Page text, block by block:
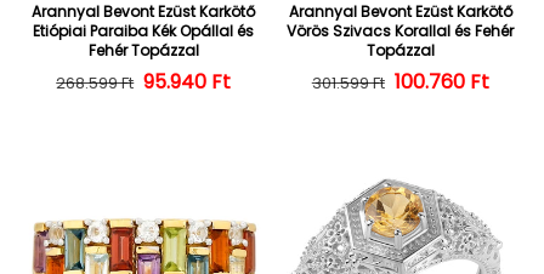
Arannyal Bevont Ezüst Karkötő
Etiópiai Paraiba Kék Opállal és
Fehér Topázzal
Normál ár
268.599 Ft Kedvezményes ár
95.940 Ft
Arannyal Bevont Ezüst Karkötő
Vörös Szivacs Korallal és Fehér
Topázzal
Normál ár
301.599 Ft 100.760 Ft